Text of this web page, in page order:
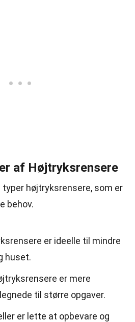
af Højtryksrensere
højtryksrensere, som er
behov.
er ideelle til mindre
huset.
er mere
til større opgaver.
er lette at opbevare og